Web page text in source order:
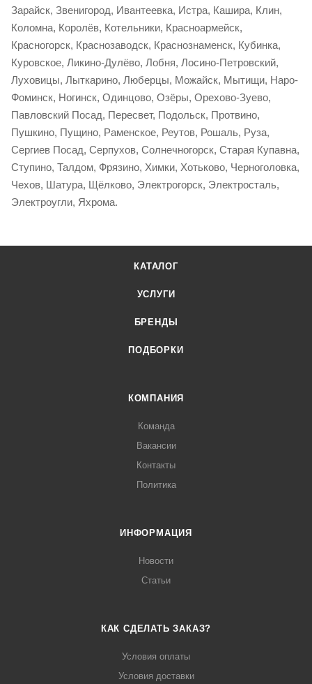
Зарайск, Звенигород, Ивантеевка, Истра, Кашира, Клин,
Коломна, Королёв, Котельники, Красноармейск,
Красногорск, Краснозаводск, Краснознаменск, Кубинка,
Куровское, Ликино-Дулёво, Лобня, Лосино-Петровский,
Луховицы, Лыткарино, Люберцы, Можайск, Мытищи, Наро-
Фоминск, Ногинск, Одинцово, Озёры, Орехово-Зуево,
Павловский Посад, Пересвет, Подольск, Протвино,
Пушкино, Пущино, Раменское, Реутов, Рошаль, Руза,
Сергиев Посад, Серпухов, Солнечногорск, Старая Купавна,
Ступино, Талдом, Фрязино, Химки, Хотьково, Черноголовка,
Чехов, Шатура, Щёлково, Электрогорск, Электросталь,
Электроугли, Яхрома.
КАТАЛОГ
УСЛУГИ
БРЕНДЫ
ПОДБОРКИ
КОМПАНИЯ
Команда
Вакансии
Контакты
Политика
ИНФОРМАЦИЯ
Новости
Статьи
КАК СДЕЛАТЬ ЗАКАЗ?
Условия оплаты
Условия доставки